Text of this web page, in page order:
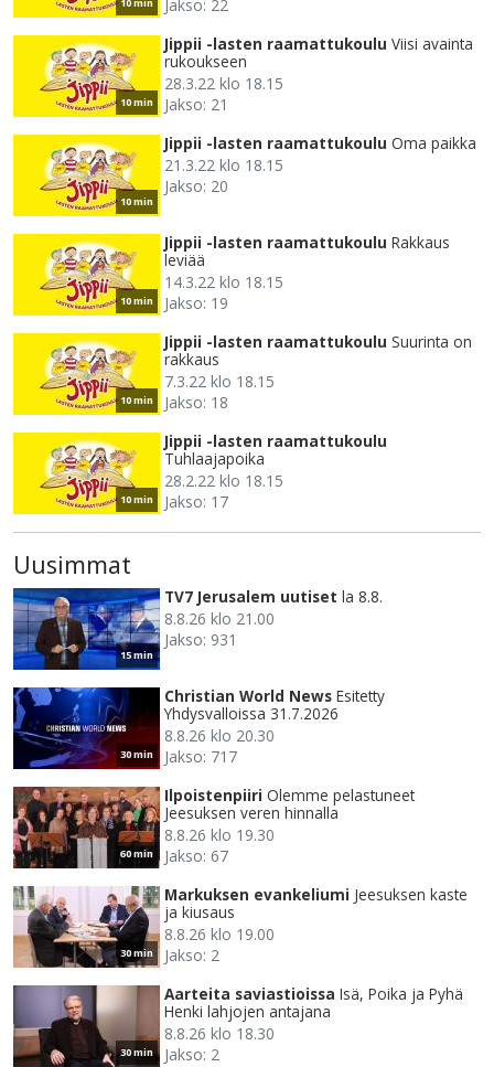
10 min Jakso: 22
10 min
Jippii -lasten raamattukoulu Viisi avainta
rukoukseen
28.3.22 klo 18.15
Jakso: 21
10 min
Jippii -lasten raamattukoulu Oma paikka
21.3.22 klo 18.15
Jakso: 20
10 min
Jippii -lasten raamattukoulu Rakkaus
leviää
14.3.22 klo 18.15
Jakso: 19
10 min
Jippii -lasten raamattukoulu Suurinta on
rakkaus
7.3.22 klo 18.15
Jakso: 18
10 min
Jippii -lasten raamattukoulu
Tuhlaajapoika
28.2.22 klo 18.15
Jakso: 17
Uusimmat
15 min
TV7 Jerusalem uutiset la 8.8.
8.8.26 klo 21.00
Jakso: 931
30 min
Christian World News Esitetty
Yhdysvalloissa 31.7.2026
8.8.26 klo 20.30
Jakso: 717
60 min
Ilpoistenpiiri Olemme pelastuneet
Jeesuksen veren hinnalla
8.8.26 klo 19.30
Jakso: 67
30 min
Markuksen evankeliumi Jeesuksen kaste
ja kiusaus
8.8.26 klo 19.00
Jakso: 2
30 min
Aarteita saviastioissa Isä, Poika ja Pyhä
Henki lahjojen antajana
8.8.26 klo 18.30
Jakso: 2